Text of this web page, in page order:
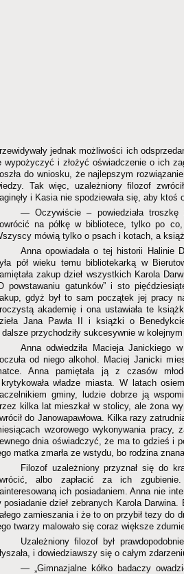
jednak możliwości ich
wypożyczyć i złożyć oświadczenie o ich
do wniosku, że najlepszym
Tak więc, uzależniony filozof
i Kasia nie spodziewała się, aby ktoś
— Oczywiście – powiedziała
na półkę w bibliotece, tylko po
mówią tylko o psach i kotach, a
Anna opowiadała o tej historii Halinie
pół wieku temu bibliotekarką w
zakup dzieł wszystkich Karola
powstawaniu gatunków” i sto
gdyż był to sam początek jej pracy
akademię i ona ustawiała te
Jana Pawła II i książki o
dalsze przychodziły sukcesywnie w
Anna odwiedziła Macieja Janickiego
od niego alkohol. Maciej Janicki
Anna pamiętała ją z czasów
władze miasta. W latach
gminy, ludzie dobrze ją
kilka lat mieszkał w stolicy, ale żona
do Janowapawłowa. Kilka razy
wzorowego wykonywania
dnia oświadczyć, że ma to gdzieś i
matka zmarła ze wstydu, bo rodzina
Filozof uzależniony przyznał się do
albo zapłacić za ich
ich posiadaniem. Anna nie
posiadanie dzieł zebranych Karola
zamieszania i że to on przybił tezy do
twarzy malowało się coraz większe
Uzależniony filozof był
i dowiedziawszy się o całym
— „Gimnazjalne kółko badaczy